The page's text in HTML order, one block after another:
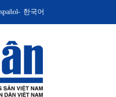
한국어